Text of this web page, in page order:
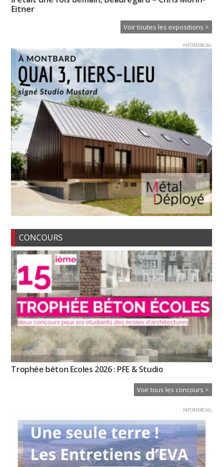
Eitner
Voir toutes les expositions >
INFOMERCIAL
CONCOURS
Trophée béton Ecoles 2026 : PFE & Studio
Voir tous les concours >
INFOMERCIAL